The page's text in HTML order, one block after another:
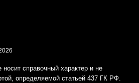
справочный характер и не
определяемой статьей 437 ГК РФ.